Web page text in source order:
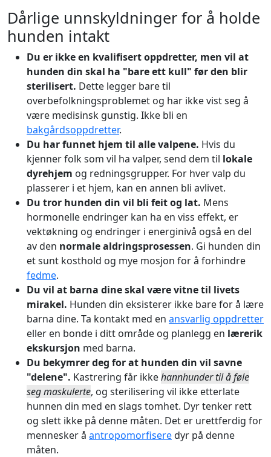
Dårlige unnskyldninger for å holde
hunden intakt
Du er ikke en kvalifisert oppdretter, men vil at
hunden din skal ha "bare ett kull" før den blir
sterilisert. Dette legger bare til
overbefolkningsproblemet og har ikke vist seg å
være medisinsk gunstig. Ikke bli en
bakgårdsoppdretter.
Du har funnet hjem til alle valpene. Hvis du
kjenner folk som vil ha valper, send dem til lokale
dyrehjem og redningsgrupper. For hver valp du
plasserer i et hjem, kan en annen bli avlivet.
Du tror hunden din vil bli feit og lat. Mens
hormonelle endringer kan ha en viss effekt, er
vektøkning og endringer i energinivå også en del
av den normale aldringsprosessen. Gi hunden din
et sunt kosthold og mye mosjon for å forhindre
fedme.
Du vil at barna dine skal være vitne til livets
mirakel. Hunden din eksisterer ikke bare for å lære
barna dine. Ta kontakt med en ansvarlig oppdretter
eller en bonde i ditt område og planlegg en lærerik
ekskursjon med barna.
Du bekymrer deg for at hunden din vil savne
"delene". Kastrering får ikkehannhunder til å føle
seg maskulerte, og sterilisering vil ikke etterlate
hunnen din med en slags tomhet. Dyr tenker rett
og slett ikke på denne måten. Det er urettferdig for
mennesker å antropomorfiseredyr på denne
måten.